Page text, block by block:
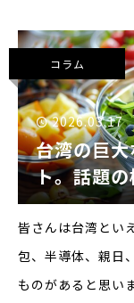
により“成長余地”
ーンが
コラム
2026.03.17
台湾の巨
ト。話題
紹介
皆さんは台湾とい
包、半導体、親日
ものがあると思い